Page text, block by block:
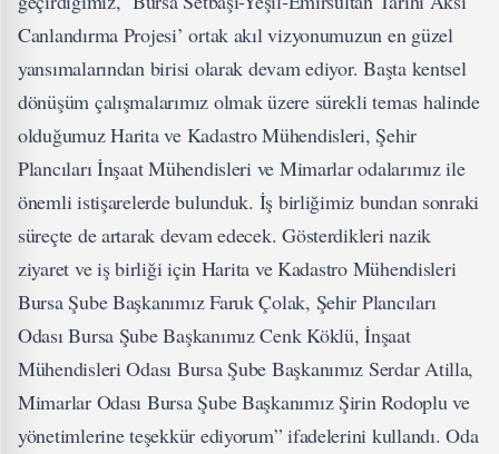
Canlandırma Projesi’ ortak akıl vizyonumuzun en güzel
yansımalarından birisi olarak devam ediyor. Başta kentsel
dönüşüm çalışmalarımız olmak üzere sürekli temas halinde
olduğumuz Harita ve Kadastro Mühendisleri, Şehir
Plancıları İnşaat Mühendisleri ve Mimarlar odalarımız ile
önemli istişarelerde bulunduk. İş birliğimiz bundan sonraki
süreçte de artarak devam edecek. Gösterdikleri nazik
ziyaret ve iş birliği için Harita ve Kadastro Mühendisleri
Bursa Şube Başkanımız Faruk Çolak, Şehir Plancıları
Odası Bursa Şube Başkanımız Cenk Köklü, İnşaat
Mühendisleri Odası Bursa Şube Başkanımız Serdar Atilla,
Mimarlar Odası Bursa Şube Başkanımız Şirin Rodoplu ve
yönetimlerine teşekkür ediyorum” ifadelerini kullandı. Oda